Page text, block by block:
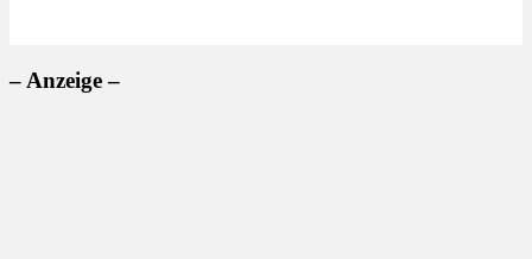
– Anzeige –